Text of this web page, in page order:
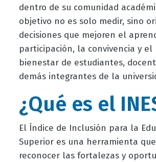
dentro de su comunidad
objetivo no es solo medir, sino
decisiones que mejoren el
participación, la convivencia y el
bienestar de estudiantes,
demás integrantes de la
¿Qué es el
El Índice de Inclusión para la
Superior es una herramienta
reconocer las fortalezas y